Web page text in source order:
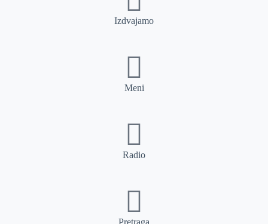
Izdvajamo
Meni
Radio
Pretraga